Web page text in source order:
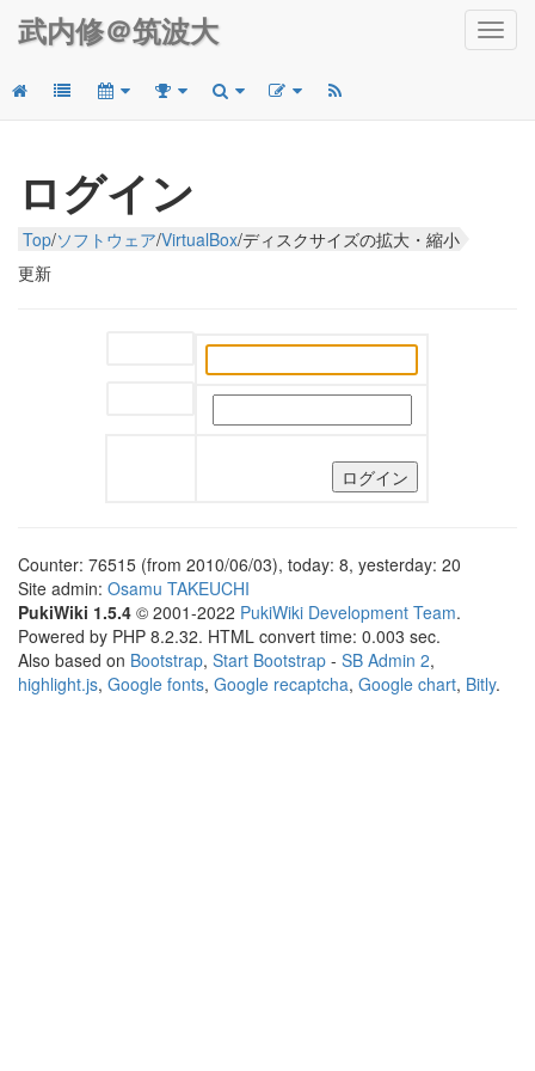
武内修＠筑波大
ログイン
Top/ソフトウェア/VirtualBox/ディスクサイズの拡大・縮小
更新
Counter: 76515 (from 2010/06/03), today: 8, yesterday: 20
Site admin: Osamu TAKEUCHI
PukiWiki 1.5.4 © 2001-2022 PukiWiki Development Team.
Powered by PHP 8.2.32. HTML convert time: 0.003 sec.
Also based on Bootstrap, Start Bootstrap - SB Admin 2,
highlight.js, Google fonts, Google recaptcha, Google chart, Bitly.